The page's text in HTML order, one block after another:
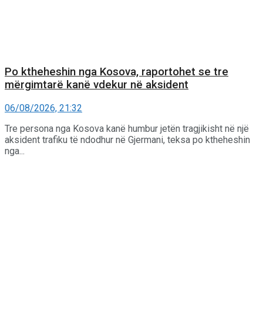
Po ktheheshin nga Kosova, raportohet se tre
mërgimtarë kanë vdekur në aksident
06/08/2026, 21:32
Tre persona nga Kosova kanë humbur jetën tragjikisht në një
aksident trafiku të ndodhur në Gjermani, teksa po ktheheshin
nga...